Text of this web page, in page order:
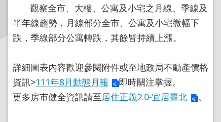
訊
專
區
觀察全市、大樓、公寓及小宅之月線、季線及
半年線趨勢，月線部分全市、公寓及小宅微幅下
跌，季線部分公寓轉跌，其餘皆持續上漲。
詳細圖表內容歡迎參閱附件或至地政局不動產價格
資訊>111年8月動態月報
即時關注掌握。
更多房市健全資訊請至居住正義2.0-宜居臺北 。